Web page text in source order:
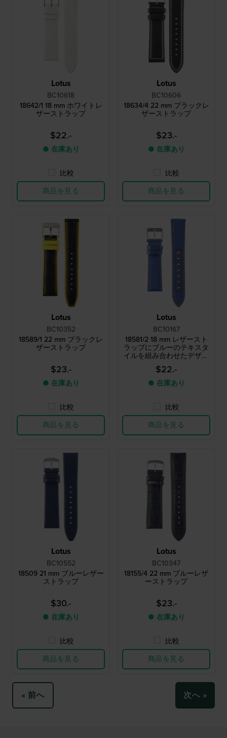
Lotus
BC10618
18642/1 18 mm ホワイトレ
ザーストラップ
$22.-
● 在庫あり
比較
商品を見る
Lotus
BC10606
18634/4 22 mm ブラックレ
ザーストラップ
$23.-
● 在庫あり
比較
商品を見る
Lotus
BC10352
18589/1 22 mm ブラックレ
ザーストラップ
$23.-
● 在庫あり
比較
商品を見る
Lotus
BC10167
18581/2 18 mm レザースト
ラップにブルーのテキスタ
イルを組み合わせたデザイ
ン
$22.-
● 在庫あり
比較
商品を見る
Lotus
BC10552
18509 21 mm ブルーレザー
ストラップ
$30.-
● 在庫あり
比較
商品を見る
Lotus
BC10347
18155/4 22 mm ブルーレザ
ーストラップ
$23.-
● 在庫あり
比較
商品を見る
« 前へ 次へ »